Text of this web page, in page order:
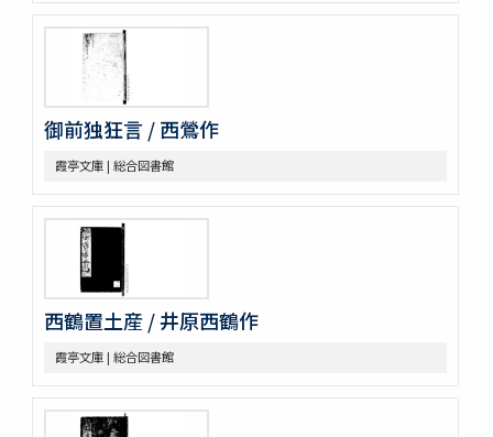
御前独狂言 / 西鶯作
霞亭文庫 | 総合図書館
西鶴置土産 / 井原西鶴作
霞亭文庫 | 総合図書館